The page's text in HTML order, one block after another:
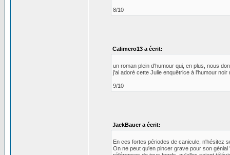
8/10
Calimero13 a écrit:
un roman plein d'humour qui, en plus, nous
j'ai adoré cette Julie enquêtrice à l'humour noir
9/10
JackBauer a écrit:
En ces fortes périodes de canicule, n'hésitez
On ne peut qu'en pincer grave pour son